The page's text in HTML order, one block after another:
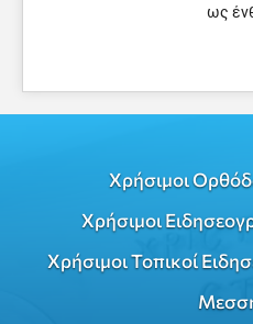
ως
Χρήσιμοι
Χρήσιμοι
Χρήσιμοι Τοπικοί